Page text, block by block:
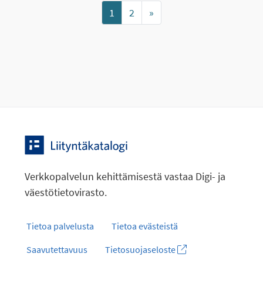
1 2 »
Verkkopalvelun kehittämisestä vastaa Digi- ja
väestötietovirasto.
Tietoa palvelusta
Tietoa evästeistä
Saavutettavuus
Tietosuojaseloste